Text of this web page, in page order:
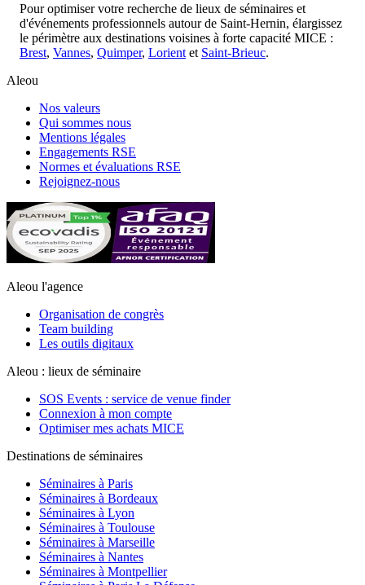
Pour optimiser votre recherche de lieux de séminaires et
d'événements professionnels autour de Saint-Hernin, élargissez
le périmètre aux destinations voisines à forte capacité MICE :
Brest, Vannes, Quimper, Lorient et Saint-Brieuc.
Aleou
Nos valeurs
Qui sommes nous
Mentions légales
Engagements RSE
Normes et évaluations RSE
Rejoignez-nous
Aleou l'agence
Organisation de congrès
Team building
Les outils digitaux
Aleou : lieux de séminaire
SOS Events : service de venue finder
Connexion à mon compte
Optimiser mes achats MICE
Destinations de séminaires
Séminaires à Paris
Séminaires à Bordeaux
Séminaires à Lyon
Séminaires à Toulouse
Séminaires à Marseille
Séminaires à Nantes
Séminaires à Montpellier